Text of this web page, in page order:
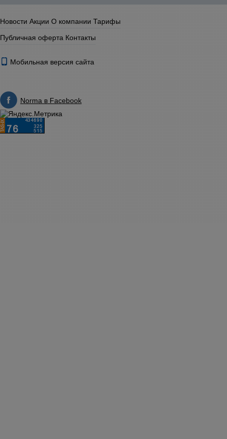
Новости Акции О компании Тарифы
Публичная оферта Контакты
Мобильная версия сайта
Norma в Facebook